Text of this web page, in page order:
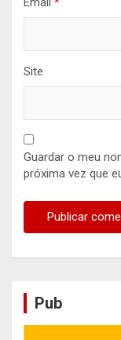
Site
Guardar o meu
próxima vez que
Pub